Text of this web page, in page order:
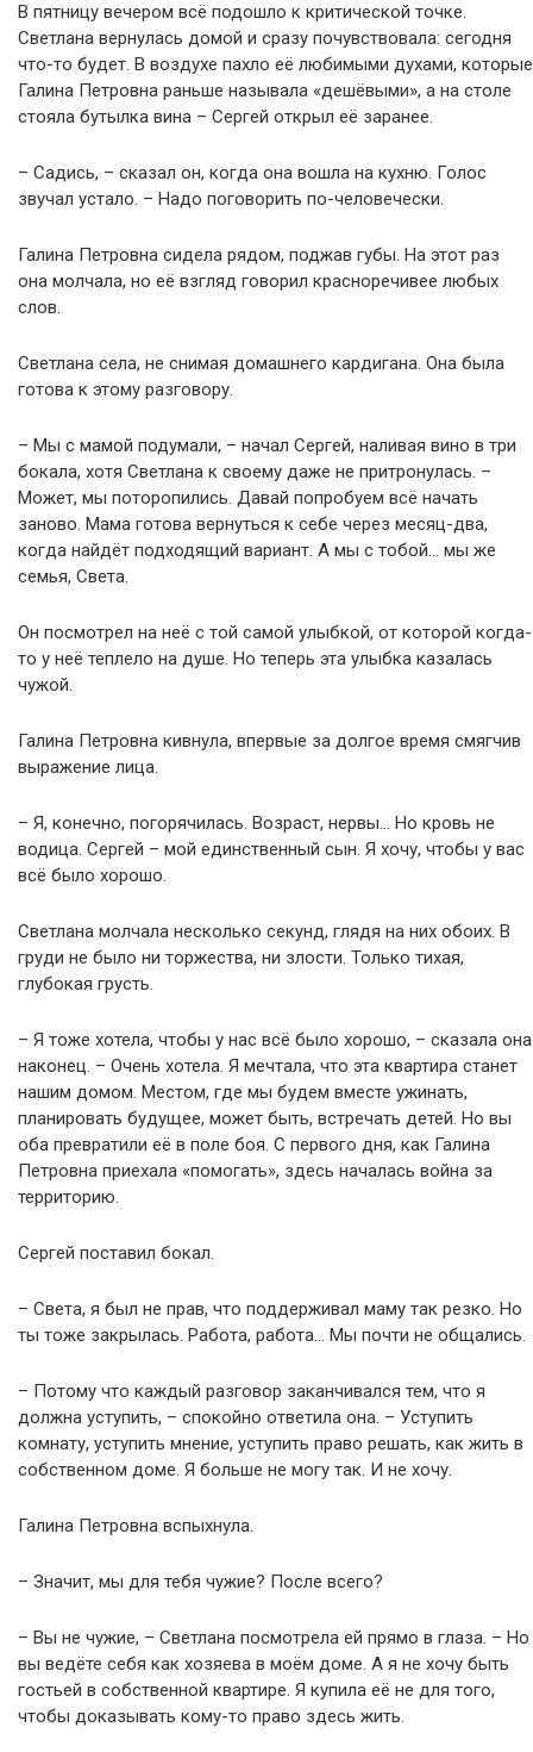
В пятницу вечером всё подошло к критической точке.
Светлана вернулась домой и сразу почувствовала: сегодня
что-то будет. В воздухе пахло её любимыми духами, которые
Галина Петровна раньше называла «дешёвыми», а на столе
стояла бутылка вина – Сергей открыл её заранее.
– Садись, – сказал он, когда она вошла на кухню. Голос
звучал устало. – Надо поговорить по-человечески.
Галина Петровна сидела рядом, поджав губы. На этот раз
она молчала, но её взгляд говорил красноречивее любых
слов.
Светлана села, не снимая домашнего кардигана. Она была
готова к этому разговору.
– Мы с мамой подумали, – начал Сергей, наливая вино в три
бокала, хотя Светлана к своему даже не притронулась. –
Может, мы поторопились. Давай попробуем всё начать
заново. Мама готова вернуться к себе через месяц-два,
когда найдёт подходящий вариант. А мы с тобой… мы же
семья, Света.
Он посмотрел на неё с той самой улыбкой, от которой когда-
то у неё теплело на душе. Но теперь эта улыбка казалась
чужой.
Галина Петровна кивнула, впервые за долгое время смягчив
выражение лица.
– Я, конечно, погорячилась. Возраст, нервы… Но кровь не
водица. Сергей – мой единственный сын. Я хочу, чтобы у вас
всё было хорошо.
Светлана молчала несколько секунд, глядя на них обоих. В
груди не было ни торжества, ни злости. Только тихая,
глубокая грусть.
– Я тоже хотела, чтобы у нас всё было хорошо, – сказала она
наконец. – Очень хотела. Я мечтала, что эта квартира станет
нашим домом. Местом, где мы будем вместе ужинать,
планировать будущее, может быть, встречать детей. Но вы
оба превратили её в поле боя. С первого дня, как Галина
Петровна приехала «помогать», здесь началась война за
территорию.
Сергей поставил бокал.
– Света, я был не прав, что поддерживал маму так резко. Но
ты тоже закрылась. Работа, работа… Мы почти не общались.
– Потому что каждый разговор заканчивался тем, что я
должна уступить, – спокойно ответила она. – Уступить
комнату, уступить мнение, уступить право решать, как жить в
собственном доме. Я больше не могу так. И не хочу.
Галина Петровна вспыхнула.
– Значит, мы для тебя чужие? После всего?
– Вы не чужие, – Светлана посмотрела ей прямо в глаза. – Но
вы ведёте себя как хозяева в моём доме. А я не хочу быть
гостьей в собственной квартире. Я купила её не для того,
чтобы доказывать кому-то право здесь жить.